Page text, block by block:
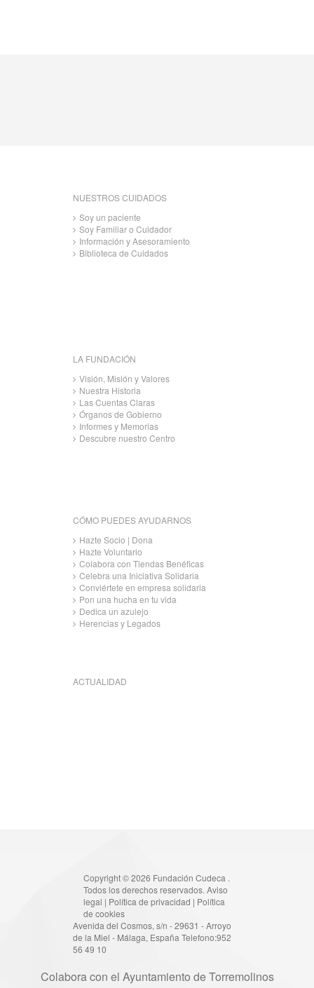
NUESTROS CUIDADOS
Soy un paciente
Soy Familiar o Cuidador
Información y Asesoramiento
Biblioteca de Cuidados
LA FUNDACIÓN
Visión, Misión y Valores
Nuestra Historia
Las Cuentas Claras
Órganos de Gobierno
Informes y Memorias
Descubre nuestro Centro
CÓMO PUEDES AYUDARNOS
Hazte Socio | Dona
Hazte Voluntario
Colabora con Tiendas Benéficas
Celebra una Iniciativa Solidaria
Conviértete en empresa solidaria
Pon una hucha en tu vida
Dedica un azulejo
Herencias y Legados
ACTUALIDAD
Copyright © 2026 Fundación Cudeca .
Todos los derechos reservados. Aviso
legal | Política de privacidad | Política
de cookies
Avenida del Cosmos, s/n - 29631 - Arroyo
de la Miel - Málaga, España Telefono:952
56 49 10
Colabora con el Ayuntamiento de Torremolinos